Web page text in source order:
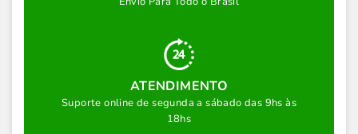
ATENDIMENTO
Suporte online de segunda a sábado das 9hs às
18hs